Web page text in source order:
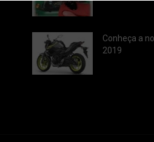
Conheça a
2019